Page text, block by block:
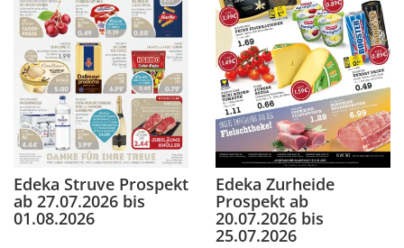
Edeka Struve Prospekt
ab 27.07.2026 bis
01.08.2026
Edeka Zurheide
Prospekt ab
20.07.2026 bis
25.07.2026